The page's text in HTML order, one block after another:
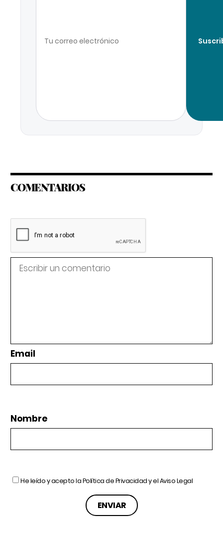
COMENTARIOS
Email
Nombre
He leído y acepto laPolítica de Privacidady elAviso Legal